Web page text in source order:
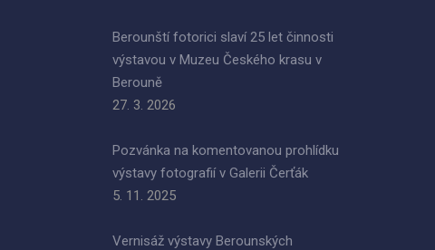
Berounští fotorici slaví 25 let činnosti
výstavou v Muzeu Českého krasu v
Berouně
27. 3. 2026
Pozvánka na komentovanou prohlídku
výstavy fotografií v Galerii Čerťák
5. 11. 2025
Vernisáž výstavy Berounských